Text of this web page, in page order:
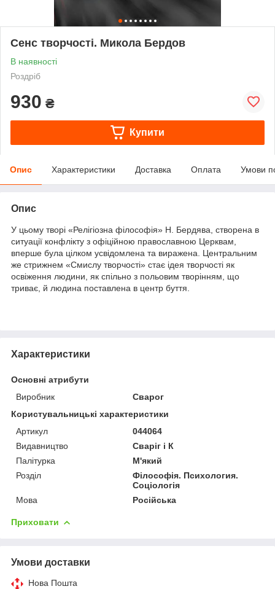
Сенс творчості. Микола Бердов
В наявності
Роздріб
930 ₴
Купити
Опис Характеристики Доставка Оплата Умови
Опис
У цьому творі «Релігіозна філософія» Н. Бердява, створена в
ситуації конфлікту з офіційною православною Церквам,
вперше була цілком усвідомлена та виражена. Центральним
же стрижнем «Смислу творчості» стає ідея творчості як
освіження людини, як спільно з польовим творінням, що
триває, й людина поставлена в центр буття.
Характеристики
Основні атрибути
Виробник
Сварог
Користувальницькі характеристики
Артикул
044064
Видавництво
Сваріг і К
Палітурка
М'який
Розділ
Філософія. Психология.
Соціологія
Мова
Російська
Приховати
Умови доставки
Нова Пошта